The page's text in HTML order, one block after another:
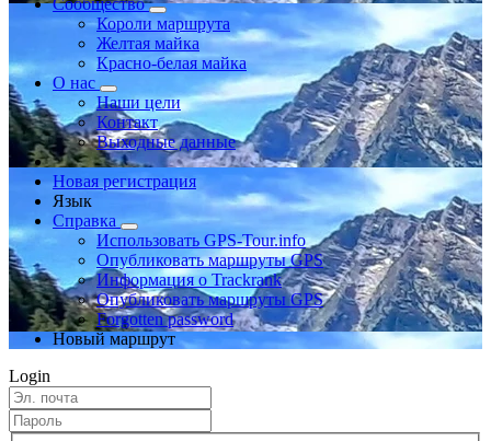
Сообщество
Короли маршрута
Желтая майка
Красно-белая майка
О нас
Наши цели
Контакт
Выходные данные
Новая регистрация
Язык
Справка
Использовать GPS-Tour.info
Опубликовать маршруты GPS
Информация о Trackrank
Опубликовать маршруты GPS
Forgotten password
Новый маршрут
Login